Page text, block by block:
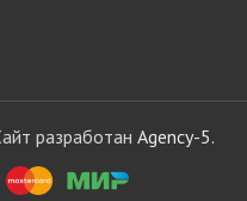
разработан Agency-5.